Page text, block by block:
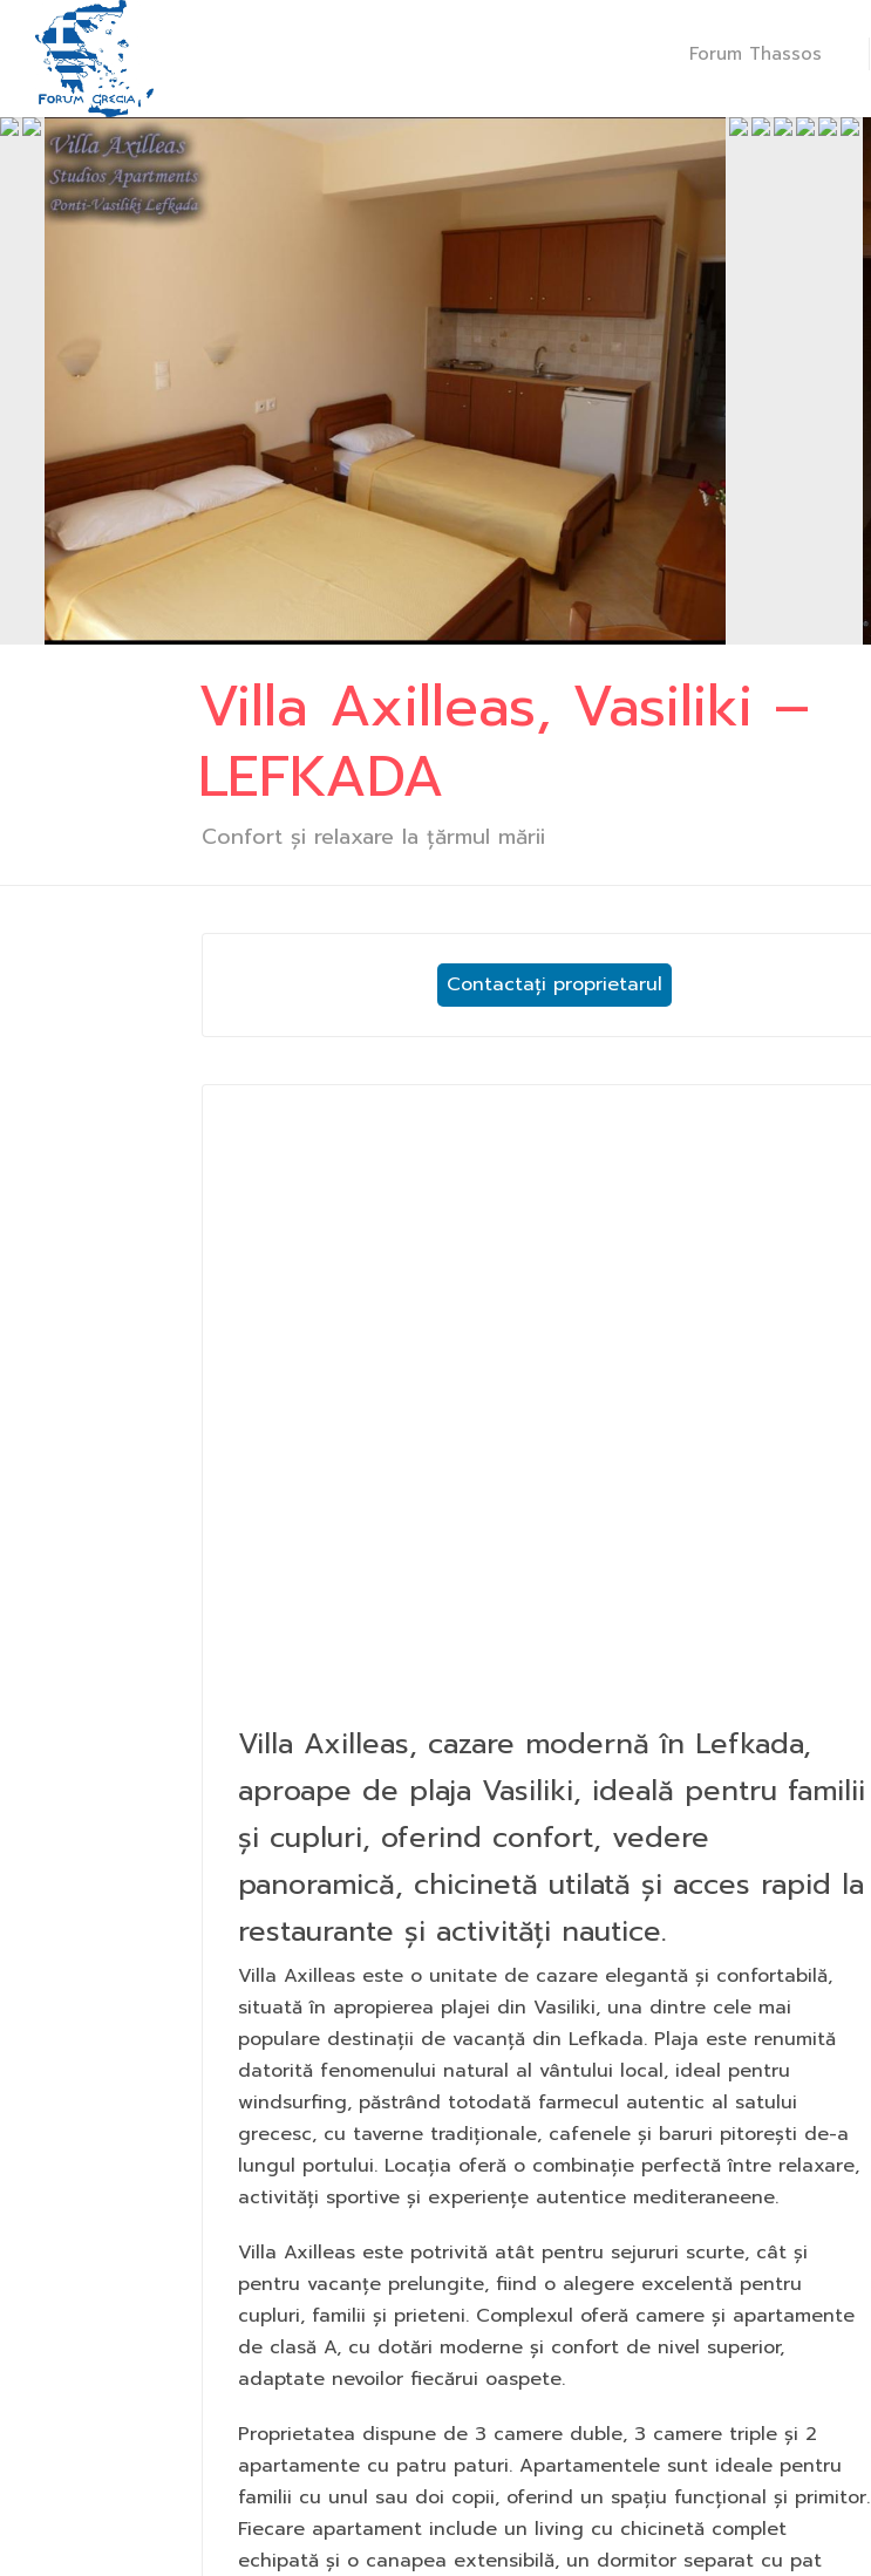
Forum Thassos
Villa Axilleas, Vasiliki –
LEFKADA
Confort și relaxare la țărmul mării
Contactați proprietarul
Villa Axilleas, cazare modernă în Lefkada,
aproape de plaja Vasiliki, ideală pentru familii
și cupluri, oferind confort, vedere
panoramică, chicinetă utilată și acces rapid la
restaurante și activități nautice.
Villa Axilleas este o unitate de cazare elegantă și confortabilă,
situată în apropierea plajei din Vasiliki, una dintre cele mai
populare destinații de vacanță din Lefkada. Plaja este renumită
datorită fenomenului natural al vântului local, ideal pentru
windsurfing, păstrând totodată farmecul autentic al satului
grecesc, cu taverne tradiționale, cafenele și baruri pitorești de-a
lungul portului. Locația oferă o combinație perfectă între relaxare,
activități sportive și experiențe autentice mediteraneene.
Villa Axilleas este potrivită atât pentru sejururi scurte, cât și
pentru vacanțe prelungite, fiind o alegere excelentă pentru
cupluri, familii și prieteni. Complexul oferă camere și apartamente
de clasă A, cu dotări moderne și confort de nivel superior,
adaptate nevoilor fiecărui oaspete.
Proprietatea dispune de 3 camere duble, 3 camere triple și 2
apartamente cu patru paturi. Apartamentele sunt ideale pentru
familii cu unul sau doi copii, oferind un spațiu funcțional și primitor.
Fiecare apartament include un living cu chicinetă complet
echipată și o canapea extensibilă, un dormitor separat cu pat